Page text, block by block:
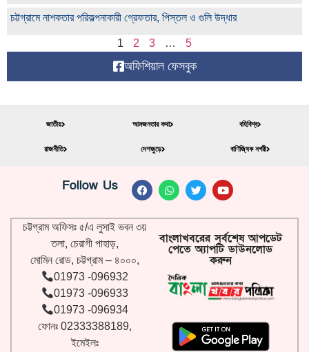
চট্টগ্রামে নাশকতার পরিকল্পনাকারী গ্রেফতার, পিস্তল ও গুলি উদ্ধার
1 2 3 … 5
অফিশিয়াল ফেসবুক
জাতীয়
রাজনীতি
আমজনতার কথা
দেশজুড়ে
বহিবিশ্ব
বাণিজ্যিক নগরী
Follow Us
চট্টগ্রাম অফিসঃ ৫/এ লুসাই ভবন ৩য়
তলা, চেরাগী পাহাড়,
মোমিন রোড, চট্টগ্রাম – ৪০০০,
01973 -096932
01973 -096933
01973 -096934
ফোনঃ 02333388189,
ইমেইলঃ
বাংলাখবরের সর্বশেষ আপডেট
পেতে অ্যাপটি ডাউনলোড
করুন